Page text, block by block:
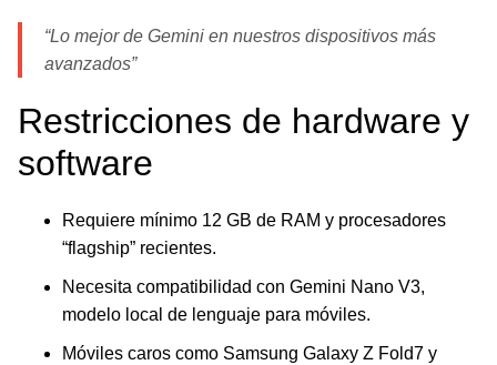
“Lo mejor de Gemini en nuestros dispositivos más
avanzados”
Restricciones de hardware y
software
Requiere mínimo 12 GB de RAM y procesadores
“flagship” recientes.
Necesita compatibilidad con Gemini Nano V3,
modelo local de lenguaje para móviles.
Móviles caros como Samsung Galaxy Z Fold7 y